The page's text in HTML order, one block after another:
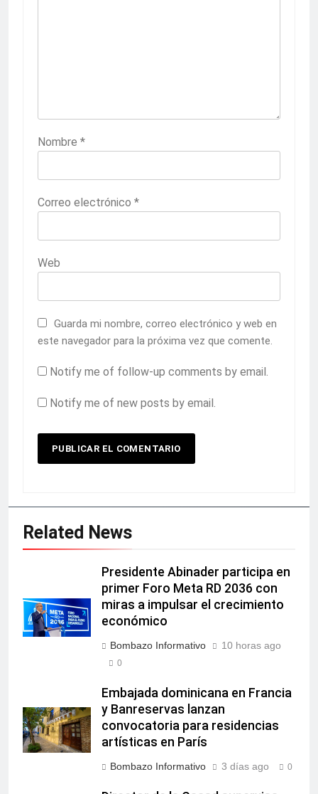
Nombre *
Correo electrónico *
Web
Guarda mi nombre, correo electrónico y web en
este navegador para la próxima vez que comente.
Notify me of follow-up comments by email.
Notify me of new posts by email.
Related News
Presidente Abinader participa en
primer Foro Meta RD 2036 con
miras a impulsar el crecimiento
económico
Bombazo Informativo 10 horas ago
0
Embajada dominicana en Francia
y Banreservas lanzan
convocatoria para residencias
artísticas en París
Bombazo Informativo 3 días ago 0